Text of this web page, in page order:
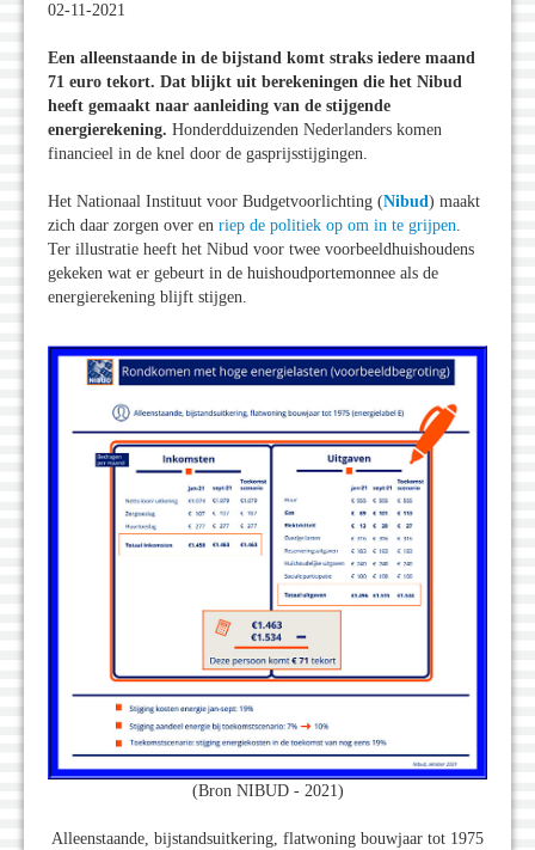
02-11-2021
Een alleenstaande in de bijstand komt straks iedere maand
71 euro tekort. Dat blijkt uit berekeningen die het Nibud
heeft gemaakt naar aanleiding van de stijgende
energierekening. Honderdduizenden Nederlanders komen
financieel in de knel door de gasprijsstijgingen.
Het Nationaal Instituut voor Budgetvoorlichting (Nibud) maakt
zich daar zorgen over en riep de politiek op om in te grijpen.
Ter illustratie heeft het Nibud voor twee voorbeeldhuishoudens
gekeken wat er gebeurt in de huishoudportemonnee als de
energierekening blijft stijgen.
(Bron NIBUD - 2021)
Alleenstaande, bijstandsuitkering, flatwoning bouwjaar tot 1975